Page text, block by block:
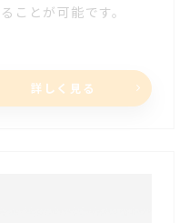
ことが可能です。
詳しく見る